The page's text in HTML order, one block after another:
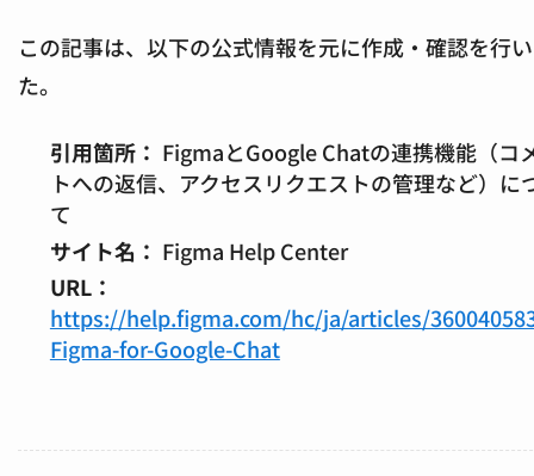
この記事は、以下の公式情報を元に作成・確認を行
た。
引用箇所： FigmaとGoogle Chatの連携機能（コ
トへの返信、アクセスリクエストの管理など）に
て
サイト名： Figma Help Center
URL：
https://help.figma.com/hc/ja/articles/
Figma-for-Google-Chat